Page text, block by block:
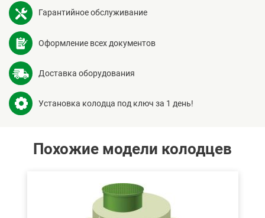
Гарантийное обслуживание
Оформление всех документов
Доставка оборудования
Установка колодца под ключ за 1 день!
Похожие модели колодцев